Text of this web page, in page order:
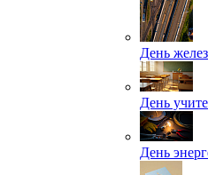
День
День
День